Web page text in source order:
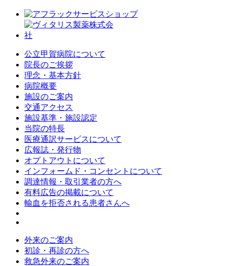
公立甲賀病院について
院長のご挨拶
理念・基本方針
病院概要
施設のご案内
交通アクセス
施設基準・施設認定
当院の特長
医療通訳サービスについて
広報誌・発行物
オプトアウトについて
インフォームド・コンセントについて
調達情報・取引業者の方へ
有料広告の掲載について
輸血を拒否される患者さんへ
外来のご案内
初診・再診の方へ
救急外来のご案内